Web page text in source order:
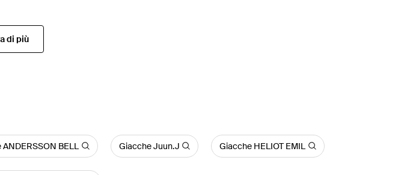
di più
BELL Giacche Juun.J Giacche HELIOT EMIL